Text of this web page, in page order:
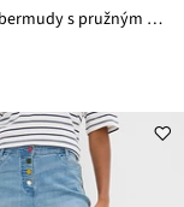
Strečové bermudy s pružným pasem, střih Regular Fit